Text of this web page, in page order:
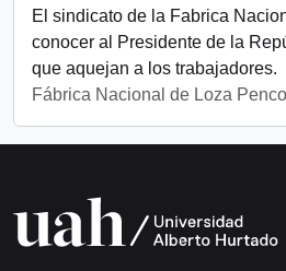
El sindicato de la Fabrica
conocer al Presidente de la
que aquejan a los trabajadores.
Fábrica Nacional de Loza